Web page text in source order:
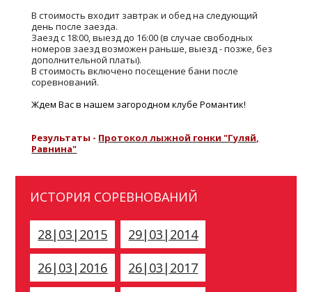
В стоимость входит завтрак и обед на следующий
день после заезда.
Заезд с 18:00, выезд до 16:00 (в случае свободных
номеров заезд возможен раньше, выезд - позже, без
дополнительной платы).
В стоимость включено посещение бани после
соревнований.
Ждем Вас в нашем загородном клубе Романтик!
Результаты - Протокол лыжной гонки "Гуляй,
Равнина"
ИСТОРИЯ СОРЕВНОВАНИЙ
28|03|2015
29|03|2014
26|03|2016
26|03|2017